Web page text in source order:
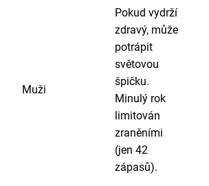
Muži
Pokud vydrží
zdravý, může
potrápit
světovou
špičku.
Minulý rok
limitován
zraněními
(jen 42
zápasů).